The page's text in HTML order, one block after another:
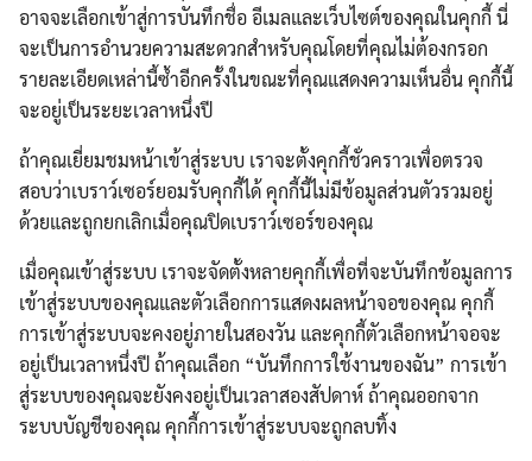
อาจจะเลือกเข้าสู่การบันทึกชื่อ อีเมลและเว็บไซต์ของคุณในคุกกี้ นี่
จะเป็นการอำนวยความสะดวกสำหรับคุณโดยที่คุณไม่ต้องกรอก
รายละเอียดเหล่านี้ซ้ำอีกครั้งในขณะที่คุณแสดงความเห็นอื่น คุกกี้นี้
จะอยู่เป็นระยะเวลาหนึ่งปี
ถ้าคุณเยี่ยมชมหน้าเข้าสู่ระบบ เราจะตั้งคุกกี้ชั่วคราวเพื่อตรวจ
สอบว่าเบราว์เซอร์ยอมรับคุกกี้ได้ คุกกี้นี้ไม่มีข้อมูลส่วนตัวรวมอยู่
ด้วยและถูกยกเลิกเมื่อคุณปิดเบราว์เซอร์ของคุณ
เมื่อคุณเข้าสู่ระบบ เราจะจัดตั้งหลายคุกกี้เพื่อที่จะบันทึกข้อมูลการ
เข้าสู่ระบบของคุณและตัวเลือกการแสดงผลหน้าจอของคุณ คุกกี้
การเข้าสู่ระบบจะคงอยู่ภายในสองวัน และคุกกี้ตัวเลือกหน้าจอจะ
อยู่เป็นเวลาหนึ่งปี ถ้าคุณเลือก “บันทึกการใช้งานของฉัน” การเข้า
สู่ระบบของคุณจะยังคงอยู่เป็นเวลาสองสัปดาห์ ถ้าคุณออกจาก
ระบบบัญชีของคุณ คุกกี้การเข้าสู่ระบบจะถูกลบทิ้ง